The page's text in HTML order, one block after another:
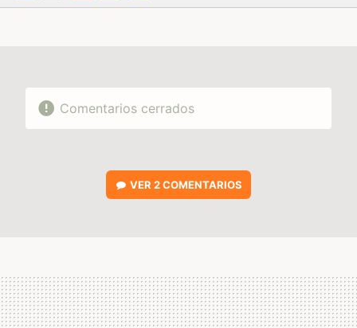
FACEBOOK
TWITTERFLIPBOARD
E-
WHATSAPP
Comentarios cerrados
VER2 COMENTARIOS